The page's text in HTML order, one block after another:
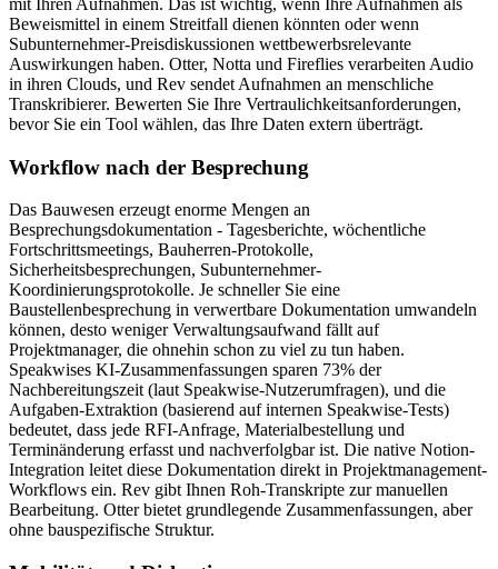
Beweismittel in einem Streitfall dienen könnten oder wenn
Subunternehmer-Preisdiskussionen wettbewerbsrelevante
Auswirkungen haben. Otter, Notta und Fireflies verarbeiten Audio
in ihren Clouds, und Rev sendet Aufnahmen an menschliche
Transkribierer. Bewerten Sie Ihre Vertraulichkeitsanforderungen,
bevor Sie ein Tool wählen, das Ihre Daten extern überträgt.
Workflow nach der Besprechung
Das Bauwesen erzeugt enorme Mengen an
Besprechungsdokumentation - Tagesberichte, wöchentliche
Fortschrittsmeetings, Bauherren-Protokolle,
Sicherheitsbesprechungen, Subunternehmer-
Koordinierungsprotokolle. Je schneller Sie eine
Baustellenbesprechung in verwertbare Dokumentation umwandeln
können, desto weniger Verwaltungsaufwand fällt auf
Projektmanager, die ohnehin schon zu viel zu tun haben.
Speakwises KI-Zusammenfassungen sparen 73% der
Nachbereitungszeit (laut Speakwise-Nutzerumfragen), und die
Aufgaben-Extraktion (basierend auf internen Speakwise-Tests)
bedeutet, dass jede RFI-Anfrage, Materialbestellung und
Terminänderung erfasst und nachverfolgbar ist. Die native Notion-
Integration leitet diese Dokumentation direkt in Projektmanagement-
Workflows ein. Rev gibt Ihnen Roh-Transkripte zur manuellen
Bearbeitung. Otter bietet grundlegende Zusammenfassungen, aber
ohne bauspezifische Struktur.